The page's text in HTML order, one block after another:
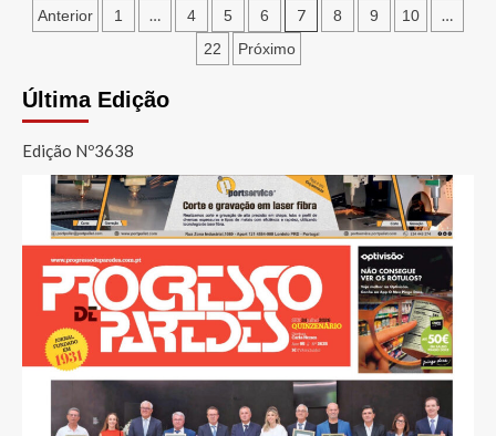
Paginação
conteúdos
Anterior 1 … 4 5 6 7 8 9 10 …
22 Próximo
Última Edição
Edição Nº3638